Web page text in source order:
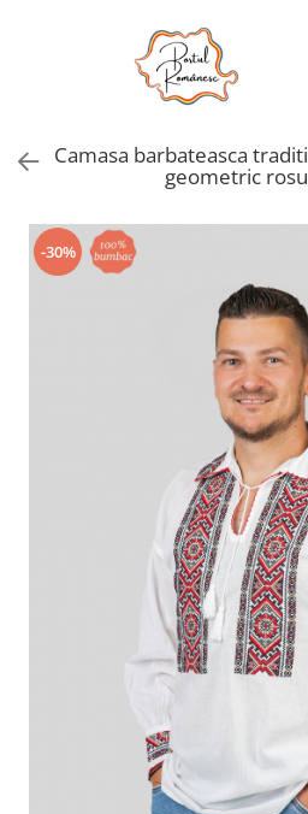
Pijamale Dama Marimi Mari
Pijamale Baieti
Pijamale Fetite
Imbracaminte copii
Imbracaminte Baieti
Camasa barbateasca
geometric
-30%